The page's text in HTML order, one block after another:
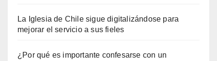
La Iglesia de Chile sigue digitalizándose para
mejorar el servicio a sus fieles
¿Por qué es importante confesarse con un